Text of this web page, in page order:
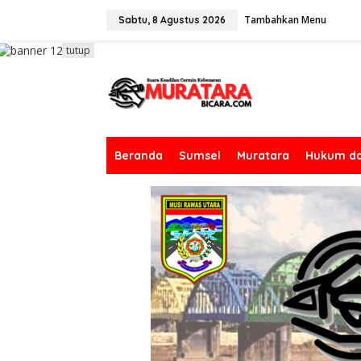
a
Sabtu, 8 Agustus 2026 Tambahkan Menu
Beranda Sumsel Muratara Hukum
tutup
Muratara,Peristiwa
Karim :